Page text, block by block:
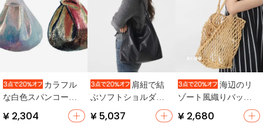
カラフル
な白色スパンコール
手首用バッグ【デザ
イン製・カジュア
¥ 2,304
肩紐で結
ぶソフトショルダー
バッグ【ファッショ
ン・通勤用・スタイ
¥ 5,037
海辺のリ
ゾート風織りバッグ
大容量ビーチバッグ
¥ 2,680